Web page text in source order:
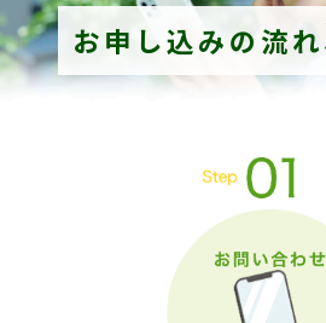
お申し込みの流れ